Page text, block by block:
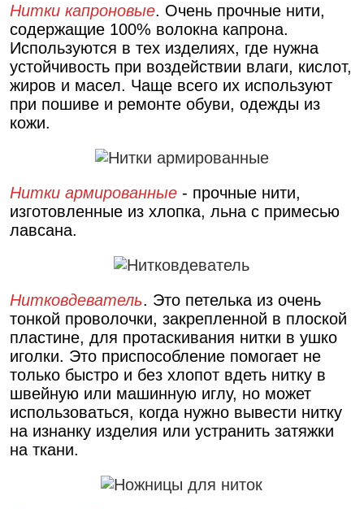
Нитки капроновые. Очень прочные нити,
содержащие 100% волокна капрона.
Используются в тех изделиях, где нужна
устойчивость при воздействии влаги, кислот,
жиров и масел. Чаще всего их используют
при пошиве и ремонте обуви, одежды из
кожи.
Нитки армированные - прочные нити,
изготовленные из хлопка, льна с примесью
лавсана.
Нитковдеватель. Это петелька из очень
тонкой проволочки, закрепленной в плоской
пластине, для протаскивания нитки в ушко
иголки. Это приспособление помогает не
только быстро и без хлопот вдеть нитку в
швейную или машинную иглу, но может
использоваться, когда нужно вывести нитку
на изнанку изделия или устранить затяжки
на ткани.